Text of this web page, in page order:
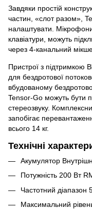
Завдяки простій
частин, «слот разом»,
налаштувати. Мікрофони
клавіатури, можуть
через 4-канальний
Пристрої з підтримкою
для бездротової
вбудованому
Tensor-Go можуть бути
стереозвуку.
запобігає
всього 14 кг.
Технічні
Акумулятор
Потужність 200 Вт
Частотний діапазон
Максимальний